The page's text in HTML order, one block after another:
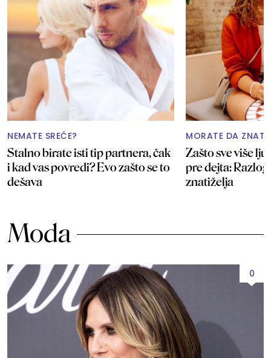
NEMATE SREĆE?
Stalno birate isti tip partnera, čak
i kad vas povredi? Evo zašto se to
dešava
MORATE DA ZNATE
Zašto sve više
pre dejta:
znatiželja
Moda
0